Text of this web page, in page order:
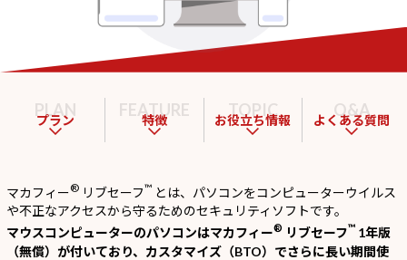
PLAN
プラン
FEATURE
特徴
TOPIC
お役立ち情報
Q&A
よくある質問
マカフィー® リブセーフ™ とは、パソコンをコンピューターウイルス
や不正なアクセスから守るためのセキュリティソフトです。
マウスコンピューターのパソコンはマカフィー® リブセーフ™ 1年版
（無償）が付いており、カスタマイズ（BTO）でさらに長い期間使